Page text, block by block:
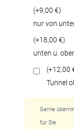
(+9,00 €)
nur von
(+18,00 €)
unten u.
(+12,00
Tunnel
Gerne
für Sie.